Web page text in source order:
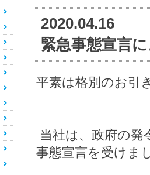
2020.04.16
緊急事態宣言
平素は格別のお
当社は、政府の
事態宣言を受けま